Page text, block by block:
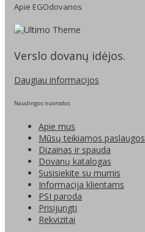
Apie EGOdovanos
Verslo dovanų idėjos.
Daugiau informacijos
Naudingos nuorodos
Apie mus
Mūsų teikiamos paslaugos
Dizainas ir spauda
Dovanų katalogas
Susisiekite su mumis
Informacija klientams
PSI paroda
Prisijungti
Rekvizitai